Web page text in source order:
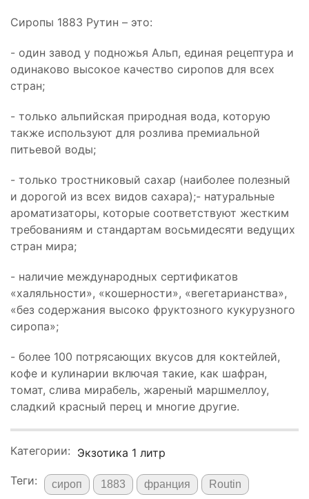
Сиропы 1883 Рутин – это:
- один завод у подножья Альп, единая рецептура и
одинаково высокое качество сиропов для всех
стран;
- только альпийская природная вода, которую
также используют для розлива премиальной
питьевой воды;
- только тростниковый сахар (наиболее полезный
и дорогой из всех видов сахара);- натуральные
ароматизаторы, которые соответствуют жестким
требованиям и стандартам восьмидесяти ведущих
стран мира;
- наличие международных сертификатов
«халяльности», «кошерности», «вегетарианства»,
«без содержания высоко фруктозного кукурузного
сиропа»;
- более 100 потрясающих вкусов для коктейлей,
кофе и кулинарии включая такие, как шафран,
томат, слива мирабель, жареный маршмеллоу,
сладкий красный перец и многие другие.
Категории: Экзотика 1 литр
Теги:
сироп 1883 франция Routin